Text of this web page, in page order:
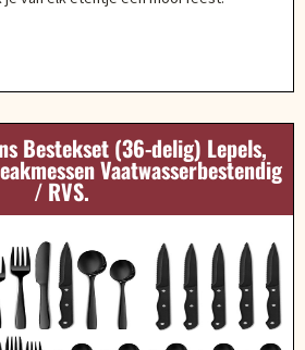
Bestekset (36-delig) Lepels,
Vaatwasserbestendig
/ RVS.